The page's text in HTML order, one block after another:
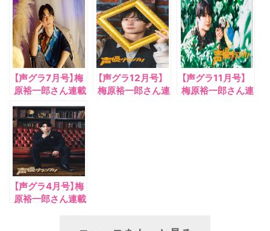
【声グラ7月号】梅
原裕一郎さん連載
「徒然うめ草。」
は、進化し続ける
AIについて
【声グラ12月号】
梅原裕一郎さん連
【声グラ11月号】
梅原裕一郎さん連
【声グラ4月号】梅
原裕一郎さん連載